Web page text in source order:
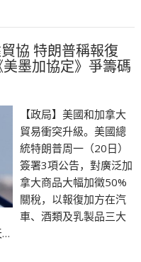
協 特朗普稱報復
美墨加協定》爭籌碼
【政局】美國和加拿大
貿易衝突升級。美國總
統特朗普周一（20日）
簽署3項公告，對廣泛加
拿大商品大幅加徵50%
關稅，以報復加方在汽
車、酒類及乳製品三大
…